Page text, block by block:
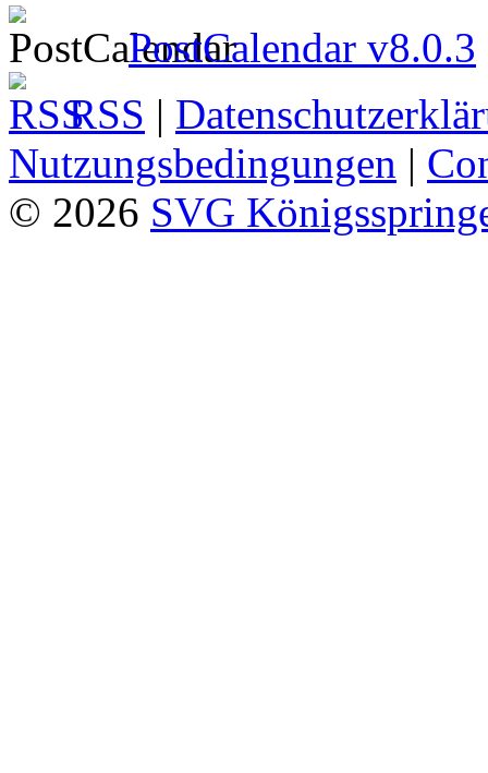
PostCalendar v8.0.3
RSS |
Nutzungsbedingungen |
© 2026 SVG